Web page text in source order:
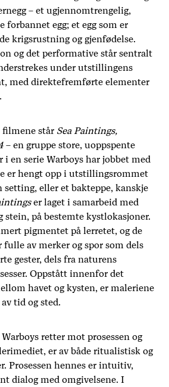
– et ugjennomtrengelig,
forbannet egg; et egg som er
krigsrustning og gjenfødelse.
og det performative står sentralt
under utstillingens
med direktefremførte elementer
står Sea Paintings,
– en gruppe store, uoppspente
en serie Warboys har jobbet med
er hengt opp i utstillingsrommet
setting, eller et bakteppe, kanskje
er laget i samarbeid med
stein, på bestemte kystlokasjoner.
pigmentet på lerretet, og de
fulle av merker og spor som dels
gester, dels fra naturens
Oppstått innenfor det
havet og kysten, er maleriene
tid og sted.
retter mot prosessen og
er av både ritualistisk og
Prosessen hennes er intuitiv,
dialog med omgivelsene. I